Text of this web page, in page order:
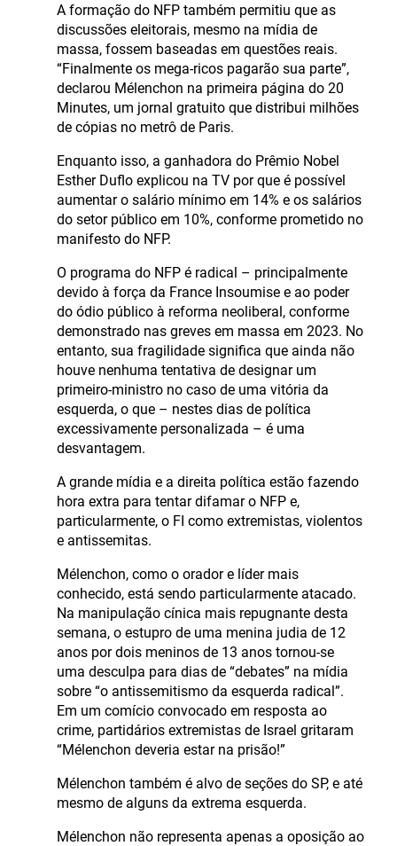
A formação do NFP também permitiu que as
discussões eleitorais, mesmo na mídia de
massa, fossem baseadas em questões reais.
“Finalmente os mega-ricos pagarão sua parte”,
declarou Mélenchon na primeira página do 20
Minutes, um jornal gratuito que distribui milhões
de cópias no metrô de Paris.
Enquanto isso, a ganhadora do Prêmio Nobel
Esther Duflo explicou na TV por que é possível
aumentar o salário mínimo em 14% e os salários
do setor público em 10%, conforme prometido no
manifesto do NFP.
O programa do NFP é radical – principalmente
devido à força da France Insoumise e ao poder
do ódio público à reforma neoliberal, conforme
demonstrado nas greves em massa em 2023. No
entanto, sua fragilidade significa que ainda não
houve nenhuma tentativa de designar um
primeiro-ministro no caso de uma vitória da
esquerda, o que – nestes dias de política
excessivamente personalizada – é uma
desvantagem.
A grande mídia e a direita política estão fazendo
hora extra para tentar difamar o NFP e,
particularmente, o FI como extremistas, violentos
e antissemitas.
Mélenchon, como o orador e líder mais
conhecido, está sendo particularmente atacado.
Na manipulação cínica mais repugnante desta
semana, o estupro de uma menina judia de 12
anos por dois meninos de 13 anos tornou-se
uma desculpa para dias de “debates” na mídia
sobre “o antissemitismo da esquerda radical”.
Em um comício convocado em resposta ao
crime, partidários extremistas de Israel gritaram
“Mélenchon deveria estar na prisão!”
Mélenchon também é alvo de seções do SP, e até
mesmo de alguns da extrema esquerda.
Mélenchon não representa apenas a oposição ao